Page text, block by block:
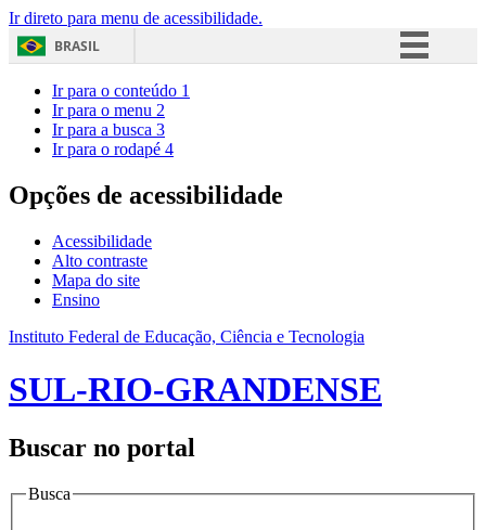
Ir direto para menu de acessibilidade.
BRASIL
Acesso à informação
Ir para o conteúdo 1
Ir para o menu 2
Ir para a busca 3
Ir para o rodapé 4
Opções de acessibilidade
Acessibilidade
Alto contraste
Mapa do site
Ensino
Instituto Federal de Educação, Ciência e Tecnologia
SUL-RIO-GRANDENSE
Buscar no portal
Busca